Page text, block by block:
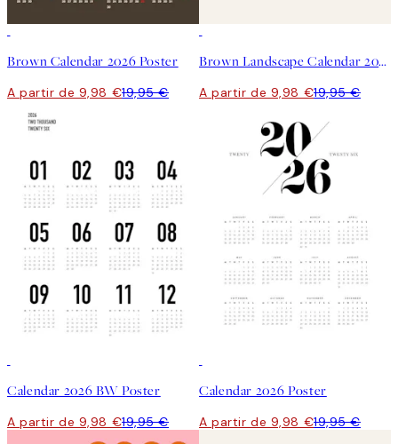
Brown Calendar 2026 Poster
A partir de 9,98 €19,95 €
Brown Landscape Calendar 2026 Poster
A partir de 9,98 €19,95 €
Calendar 2026 BW Poster
A partir de 9,98 €19,95 €
Calendar 2026 Poster
A partir de 9,98 €19,95 €